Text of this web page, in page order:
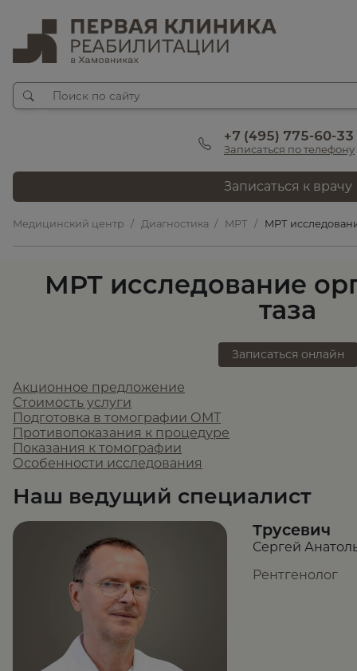
+7 (495) 775-60-33
Записаться по телефону
Записаться к врачу
Медицинский центр Диагностика МРТ МРТ
МРТ исследование
таза
Записаться онлайн
Акционное предложение
Стоимость услуги
Подготовка в томографии ОМТ
Противопоказания к процедуре
Показания к томографии
Особенности исследования
Наш ведущий специалист
Трусевич
Сергей
Рентгенолог